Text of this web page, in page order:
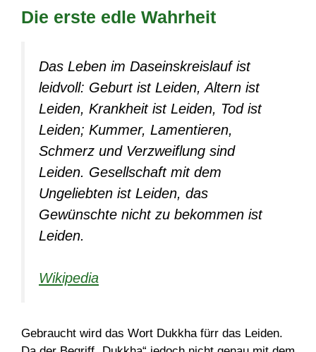
Die erste edle Wahrheit
Das Leben im Daseinskreislauf ist
leidvoll: Geburt ist Leiden, Altern ist
Leiden, Krankheit ist Leiden, Tod ist
Leiden; Kummer, Lamentieren,
Schmerz und Verzweiflung sind
Leiden. Gesellschaft mit dem
Ungeliebten ist Leiden, das
Gewünschte nicht zu bekommen ist
Leiden.
Wikipedia
Gebraucht wird das Wort Dukkha fürr das Leiden.